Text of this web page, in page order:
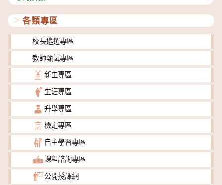
類
各類專區
校長遴選專區
教師甄試專區
新生專區
生涯專區
升學專區
檢定專區
自主學習專區
課程諮詢專區
公開授課網